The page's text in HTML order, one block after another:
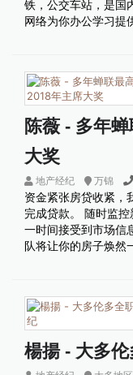
铁，公交车站，是国
网络为你办公学习提
陈薇 - 多年
大奖
地产经纪 万锦
资金紧张房贷收紧，
完成贷款。 随时监
一时间接受到市场信
队将让你的房子焕然
楊揚 - 大多